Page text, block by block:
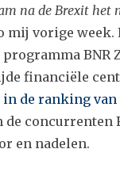
na de Brexit het
mij vorige
BNR
financiële
in de ranking
de
en nadelen.